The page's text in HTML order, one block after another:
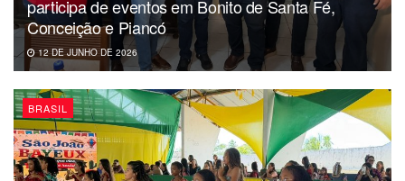
participa de eventos em Bonito de Santa Fé,
Conceição e Piancó
12 DE JUNHO DE 2026
BRASIL